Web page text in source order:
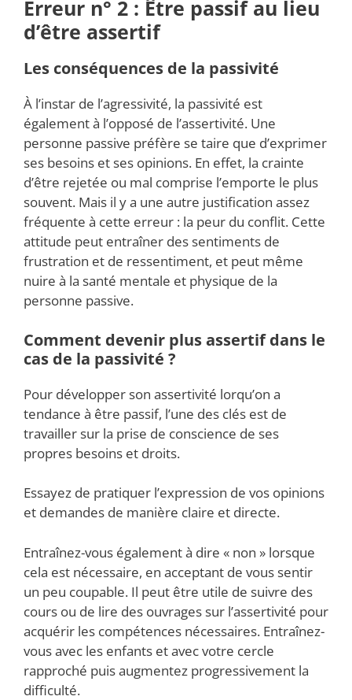
Erreur n° 2 : Être passif au lieu
d’être assertif
Les conséquences de la passivité
À l’instar de l’agressivité, la passivité est
également à l’opposé de l’assertivité. Une
personne passive préfère se taire que d’exprimer
ses besoins et ses opinions. En effet, la crainte
d’être rejetée ou mal comprise l’emporte le plus
souvent. Mais il y a une autre justification assez
fréquente à cette erreur : la peur du conflit. Cette
attitude peut entraîner des sentiments de
frustration et de ressentiment, et peut même
nuire à la santé mentale et physique de la
personne passive.
Comment devenir plus assertif dans le
cas de la passivité ?
Pour développer son assertivité lorqu’on a
tendance à être passif, l’une des clés est de
travailler sur la prise de conscience de ses
propres besoins et droits.
Essayez de pratiquer l’expression de vos opinions
et demandes de manière claire et directe.
Entraînez-vous également à dire « non » lorsque
cela est nécessaire, en acceptant de vous sentir
un peu coupable. Il peut être utile de suivre des
cours ou de lire des ouvrages sur l’assertivité pour
acquérir les compétences nécessaires. Entraînez-
vous avec les enfants et avec votre cercle
rapproché puis augmentez progressivement la
difficulté.